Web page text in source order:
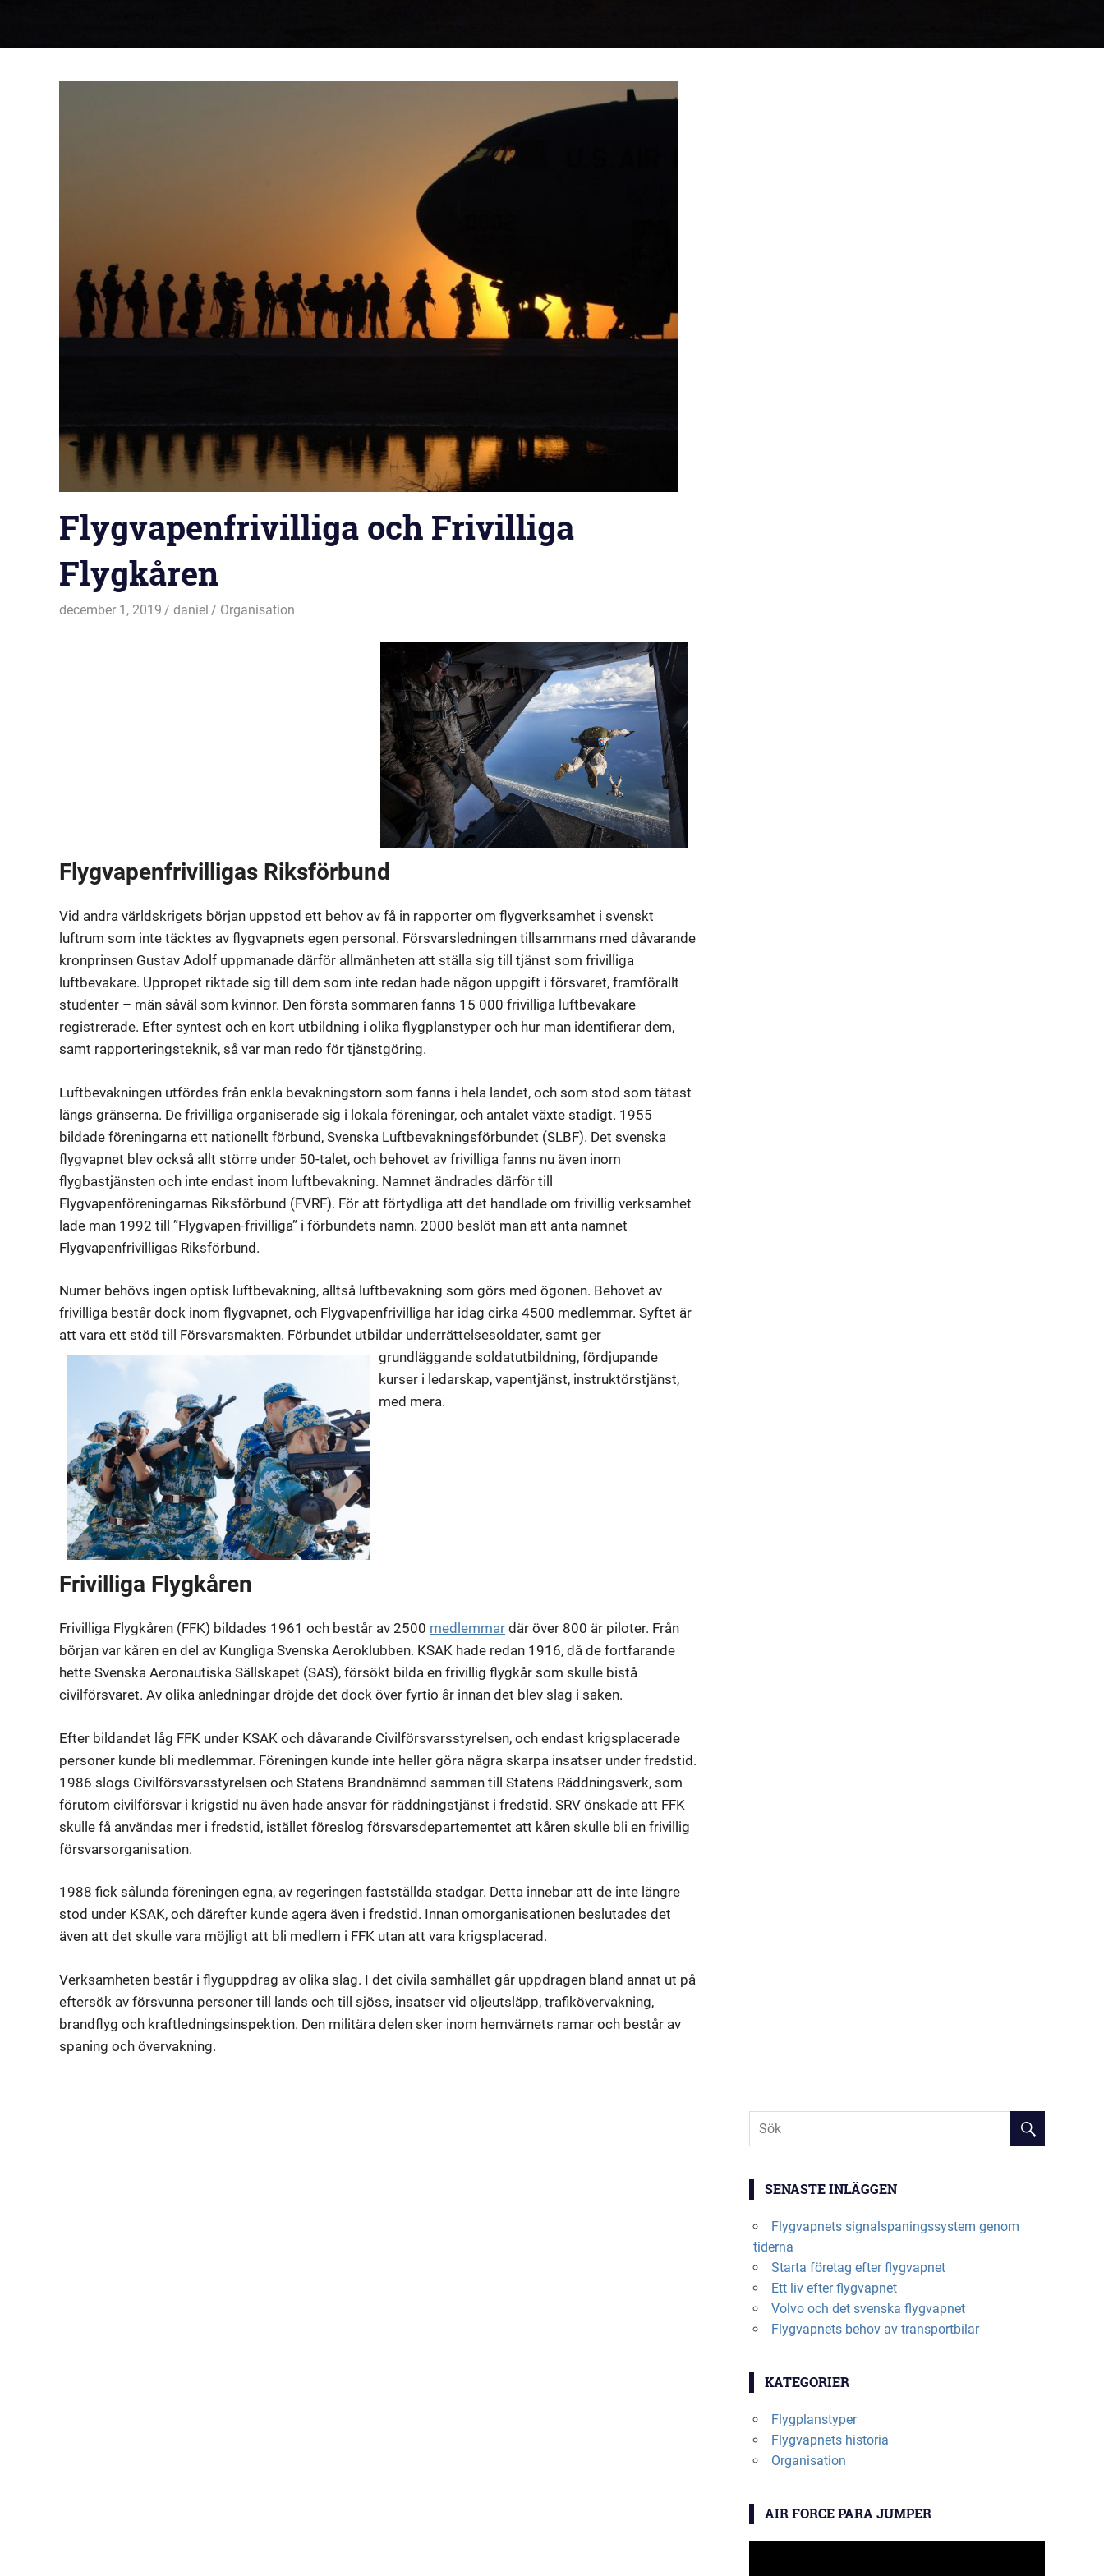
Flygvapenfrivilliga och Frivilliga
Flygkåren
december 1, 2019 daniel Organisation
Flygvapenfrivilligas Riksförbund
Vid andra världskrigets början uppstod ett behov av få in rapporter om flygverksamhet i svenskt
luftrum som inte täcktes av flygvapnets egen personal. Försvarsledningen tillsammans med dåvarande
kronprinsen Gustav Adolf uppmanade därför allmänheten att ställa sig till tjänst som frivilliga
luftbevakare. Uppropet riktade sig till dem som inte redan hade någon uppgift i försvaret, framförallt
studenter – män såväl som kvinnor. Den första sommaren fanns 15 000 frivilliga luftbevakare
registrerade. Efter syntest och en kort utbildning i olika flygplanstyper och hur man identifierar dem,
samt rapporteringsteknik, så var man redo för tjänstgöring.
Luftbevakningen utfördes från enkla bevakningstorn som fanns i hela landet, och som stod som tätast
längs gränserna. De frivilliga organiserade sig i lokala föreningar, och antalet växte stadigt. 1955
bildade föreningarna ett nationellt förbund, Svenska Luftbevakningsförbundet (SLBF). Det svenska
flygvapnet blev också allt större under 50-talet, och behovet av frivilliga fanns nu även inom
flygbastjänsten och inte endast inom luftbevakning. Namnet ändrades därför till
Flygvapenföreningarnas Riksförbund (FVRF). För att förtydliga att det handlade om frivillig verksamhet
lade man 1992 till ”Flygvapen-frivilliga” i förbundets namn. 2000 beslöt man att anta namnet
Flygvapenfrivilligas Riksförbund.
Numer behövs ingen optisk luftbevakning, alltså luftbevakning som görs med ögonen. Behovet av
frivilliga består dock inom flygvapnet, och Flygvapenfrivilliga har idag cirka 4500 medlemmar. Syftet är
att vara ett stöd till Försvarsmakten. Förbundet utbildar underrättelsesoldater, samt ger
grundläggande soldatutbildning, fördjupande
kurser i ledarskap, vapentjänst, instruktörstjänst,
med mera.
Frivilliga Flygkåren
Frivilliga Flygkåren (FFK) bildades 1961 och består av 2500 medlemmar där över 800 är piloter. Från
början var kåren en del av Kungliga Svenska Aeroklubben. KSAK hade redan 1916, då de fortfarande
hette Svenska Aeronautiska Sällskapet (SAS), försökt bilda en frivillig flygkår som skulle bistå
civilförsvaret. Av olika anledningar dröjde det dock över fyrtio år innan det blev slag i saken.
Efter bildandet låg FFK under KSAK och dåvarande Civilförsvarsstyrelsen, och endast krigsplacerade
personer kunde bli medlemmar. Föreningen kunde inte heller göra några skarpa insatser under fredstid.
1986 slogs Civilförsvarsstyrelsen och Statens Brandnämnd samman till Statens Räddningsverk, som
förutom civilförsvar i krigstid nu även hade ansvar för räddningstjänst i fredstid. SRV önskade att FFK
skulle få användas mer i fredstid, istället föreslog försvarsdepartementet att kåren skulle bli en frivillig
försvarsorganisation.
1988 fick sålunda föreningen egna, av regeringen fastställda stadgar. Detta innebar att de inte längre
stod under KSAK, och därefter kunde agera även i fredstid. Innan omorganisationen beslutades det
även att det skulle vara möjligt att bli medlem i FFK utan att vara krigsplacerad.
Verksamheten består i flyguppdrag av olika slag. I det civila samhället går uppdragen bland annat ut på
eftersök av försvunna personer till lands och till sjöss, insatser vid oljeutsläpp, trafikövervakning,
brandflyg och kraftledningsinspektion. Den militära delen sker inom hemvärnets ramar och består av
spaning och övervakning.
SENASTE INLÄGGEN
Flygvapnets signalspaningssystem genom
tiderna
Starta företag efter flygvapnet
Ett liv efter flygvapnet
Volvo och det svenska flygvapnet
Flygvapnets behov av transportbilar
KATEGORIER
Flygplanstyper
Flygvapnets historia
Organisation
AIR FORCE PARA JUMPER